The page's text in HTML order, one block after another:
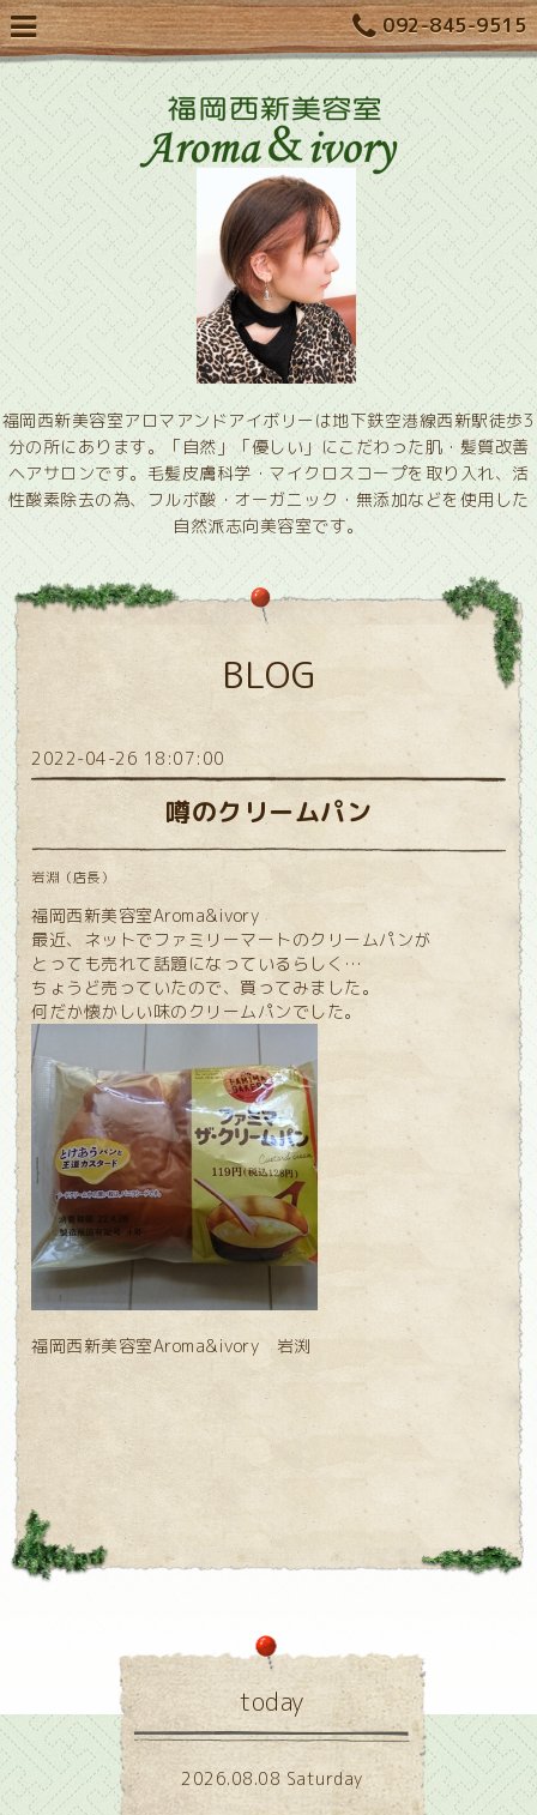
092-845-9515
福岡西新美容室アロマアンドアイボリーは地下鉄空港線西新駅徒歩3
分の所にあります。「自然」「優しい」にこだわった肌・髪質改善
ヘアサロンです。毛髪皮膚科学・マイクロスコープを取り入れ、活
性酸素除去の為、フルボ酸・オーガニック・無添加などを使用した
自然派志向美容室です。
BLOG
2022-04-26 18:07:00
噂のクリームパン
岩淵（店長）
福岡西新美容室Aroma&ivory
最近、ネットでファミリーマートのクリームパンが
とっても売れて話題になっているらしく…
ちょうど売っていたので、買ってみました。
何だか懐かしい味のクリームパンでした。
福岡西新美容室Aroma&ivory 岩渕
today
2026.08.08 Saturday